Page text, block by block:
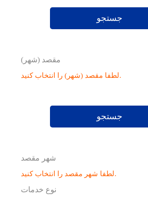
جستجو
مقصد (شهر)
لطفا مقصد (شهر) را انتخاب کنید.
جستجو
شهر مقصد
لطفا شهر مقصد را انتخاب کنید.
نوع خدمات